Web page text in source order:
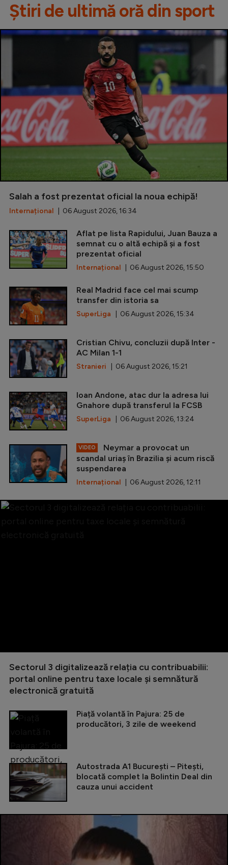
Știri de ultimă oră din sport
Salah a fost prezentat oficial la noua echipă!
Internațional | 06 August 2026, 16:34
Aflat pe lista Rapidului, Juan Bauza a
semnat cu o altă echipă și a fost
prezentat oficial
Internațional | 06 August 2026, 15:50
Real Madrid face cel mai scump
transfer din istoria sa
SuperLiga | 06 August 2026, 15:34
Cristian Chivu, concluzii după Inter -
AC Milan 1-1
Stranieri | 06 August 2026, 15:21
Ioan Andone, atac dur la adresa lui
Gnahore după transferul la FCSB
SuperLiga | 06 August 2026, 13:24
VIDEO
Neymar a provocat un
scandal uriaș în Brazilia și acum riscă
suspendarea
Internațional | 06 August 2026, 12:11
Sectorul 3 digitalizează relația cu contribuabilii:
portal online pentru taxe locale și semnătură
electronică gratuită
Piață volantă în Pajura: 25 de
producători, 3 zile de weekend
Autostrada A1 București – Pitești,
blocată complet la Bolintin Deal din
cauza unui accident